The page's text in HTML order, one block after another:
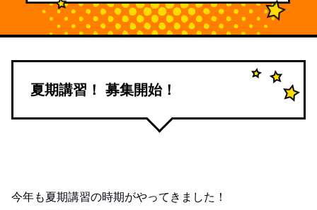
夏期講習！ 募集開始！
今年も夏期講習の時期がやってきました！